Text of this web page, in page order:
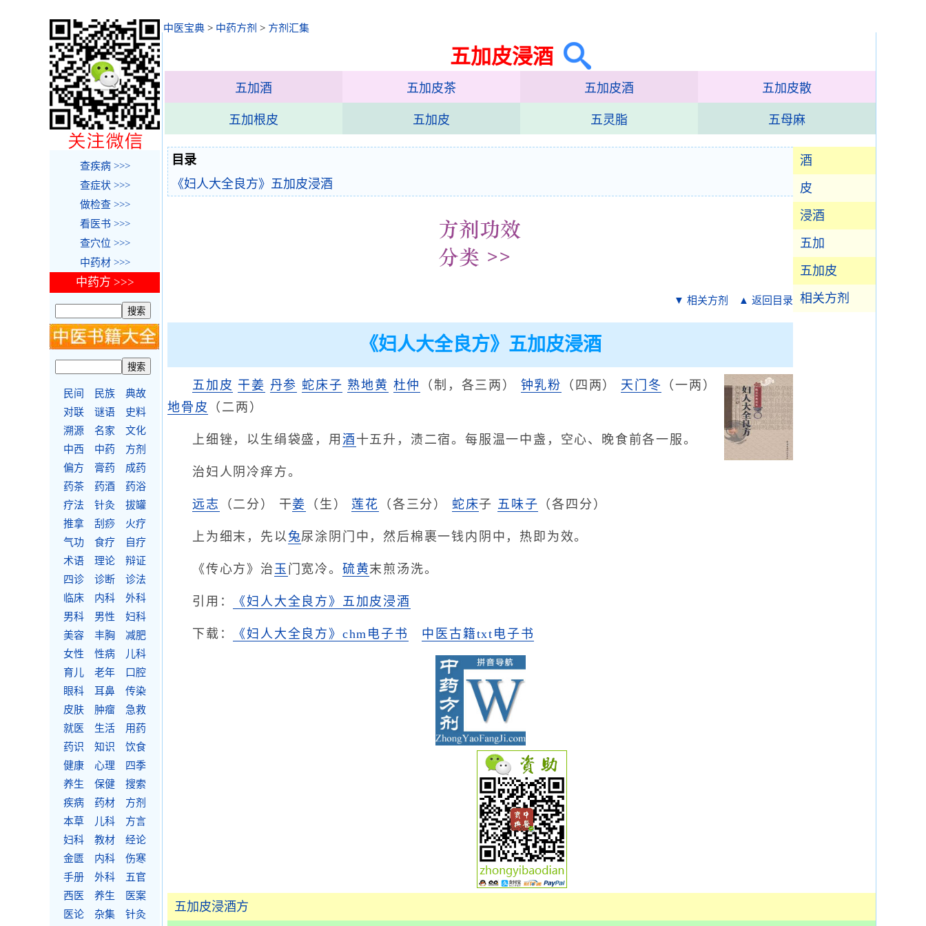
中医宝典 > 中药方剂 > 方剂汇集
五加皮浸酒
五加酒 五加皮茶 五加皮酒 五加皮散
五加根皮 五加皮 五灵脂 五母麻
酒
皮
浸酒
五加
五加皮
相关方剂
目录
《妇人大全良方》五加皮浸酒
▼ 相关方剂 ▲ 返回目录
《妇人大全良方》五加皮浸酒
五加皮 干姜 丹参 蛇床子 熟地黄 杜仲 （制，各三两） 钟乳粉 （四两） 天门冬
（一两）
地骨皮
（二两）
上细锉，以生绢袋盛，用 酒 十五升，渍二宿。每服温一中盏，空心、晚食前各一服。
治妇人阴冷痒方。
远志 （二分） 干姜 （生） 莲花 （各三分） 蛇床子 五味子 （各四分）
上为细末，先以兔尿涂阴门中，然后棉裹一钱内阴中，热即为效。
《传心方》治 玉 门宽冷。 硫黄末煎汤洗。
引用： 《妇人大全良方》五加皮浸酒
下载： 《妇人大全良方》chm电子书 中医古籍txt电子书
五加皮浸酒方
查疾病 >>>
查症状 >>>
做检查 >>>
看医书 >>>
查穴位 >>>
中药材 >>>
中药方 >>>
民间 民族
典故
对联
谜语
史料
溯源
名家
文化
中西
中药
方剂
偏方
膏药
成药
药茶
药酒
药浴
疗法
针灸
拔罐
推拿
刮痧
火疗
气功
食疗
自疗
术语
理论
辩证
四诊
诊断
诊法
临床
内科
外科
男科
男性
妇科
美容
丰胸
减肥
女性
性病
儿科
育儿
老年
口腔
眼科
耳鼻
传染
皮肤
肿瘤
急救
就医
生活
用药
药识
知识
饮食
健康
心理
四季
养生
保健
搜索
疾病
药材
方剂
本草
儿科
方言
妇科
教材
经论
金匮
内科
伤寒
手册
外科
五官
西医
养生
医案
医论
杂集 针灸